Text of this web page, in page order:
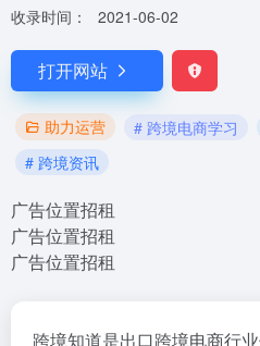
收录时间：
2021-06-02
打开网站
助力运营 # 跨境电商学习
# 跨境资讯
广告位置招租
广告位置招租
广告位置招租
跨境知道是出口跨境电商行